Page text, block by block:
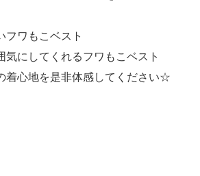
フワもこベスト
気にしてくれるフワもこベスト
着心地を是非体感してください☆